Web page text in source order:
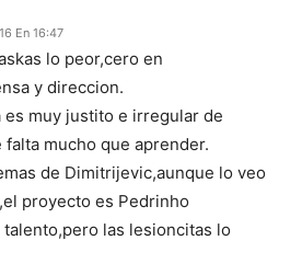
En 16:47
lo peor,cero en
y direccion.
es muy justito e irregular de
falta mucho que aprender.
de Dimitrijevic,aunque lo veo
proyecto es Pedrinho
talento,pero las lesioncitas lo